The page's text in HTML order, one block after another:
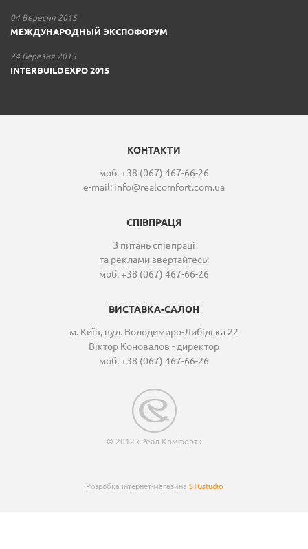
04 Вересня 2015
МЕЖДУНАРОДНЫЙ ЭКСПОФОРУМ
24 Березня 2015
INTERBUILDEXPO 2015
КОНТАКТИ
моб. +38 (067) 467-66-26
e-mail: info@realcomfort.com.ua
СПІВПРАЦЯ
З питань співпраці
та реклами звертайтесь:
моб. +38 (067) 467-66-26
ВИСТАВКА-САЛОН
м. Київ, вул. Володимиро-Либідска 22
Віктор Коновалов - директор
моб. +38 (067) 467-66-26
© 2012 «Реал Комфорт»
Розробка інтернет-магазина STGstudio